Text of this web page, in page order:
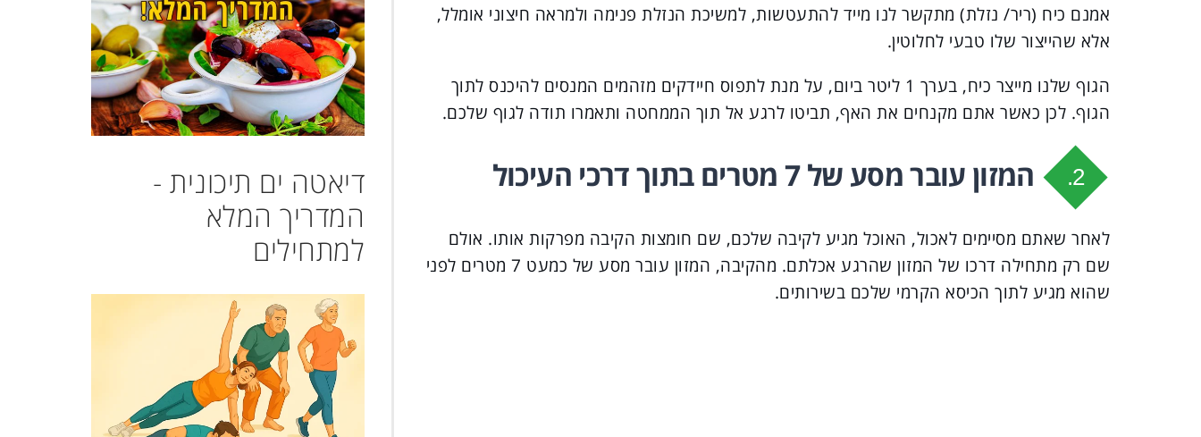
אמנם כיח (ריר/ נזלת) מתקשר לנו מייד להתעטשות, למשיכת הנזלת פנימה ולמראה חיצוני אומלל,
אלא שהייצור שלו טבעי לחלוטין.
הגוף שלנו מייצר כיח, בערך 1 ליטר ביום, על מנת לתפוס חיידקים מזהמים המנסים להיכנס לתוך
הגוף. לכן כאשר אתם מקנחים את האף, תביטו לרגע אל תוך הממחטה ותאמרו תודה לגוף שלכם.
2. המזון עובר מסע של 7 מטרים בתוך דרכי העיכול
לאחר שאתם מסיימים לאכול, האוכל מגיע לקיבה שלכם, שם חומצות הקיבה מפרקות אותו. אולם
שם רק מתחילה דרכו של המזון שהרגע אכלתם. מהקיבה, המזון עובר מסע של כמעט 7 מטרים לפני
שהוא מגיע לתוך הכיסא הקרמי שלכם בשירותים.
דיאטה ים תיכונית -
המדריך המלא
למתחילים